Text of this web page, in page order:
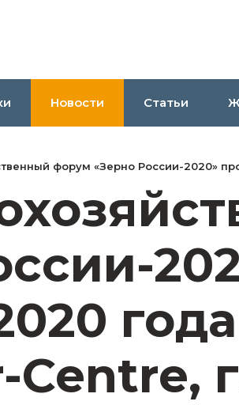
Новости Статьи
форум «Зерно России-2020»
Centre,